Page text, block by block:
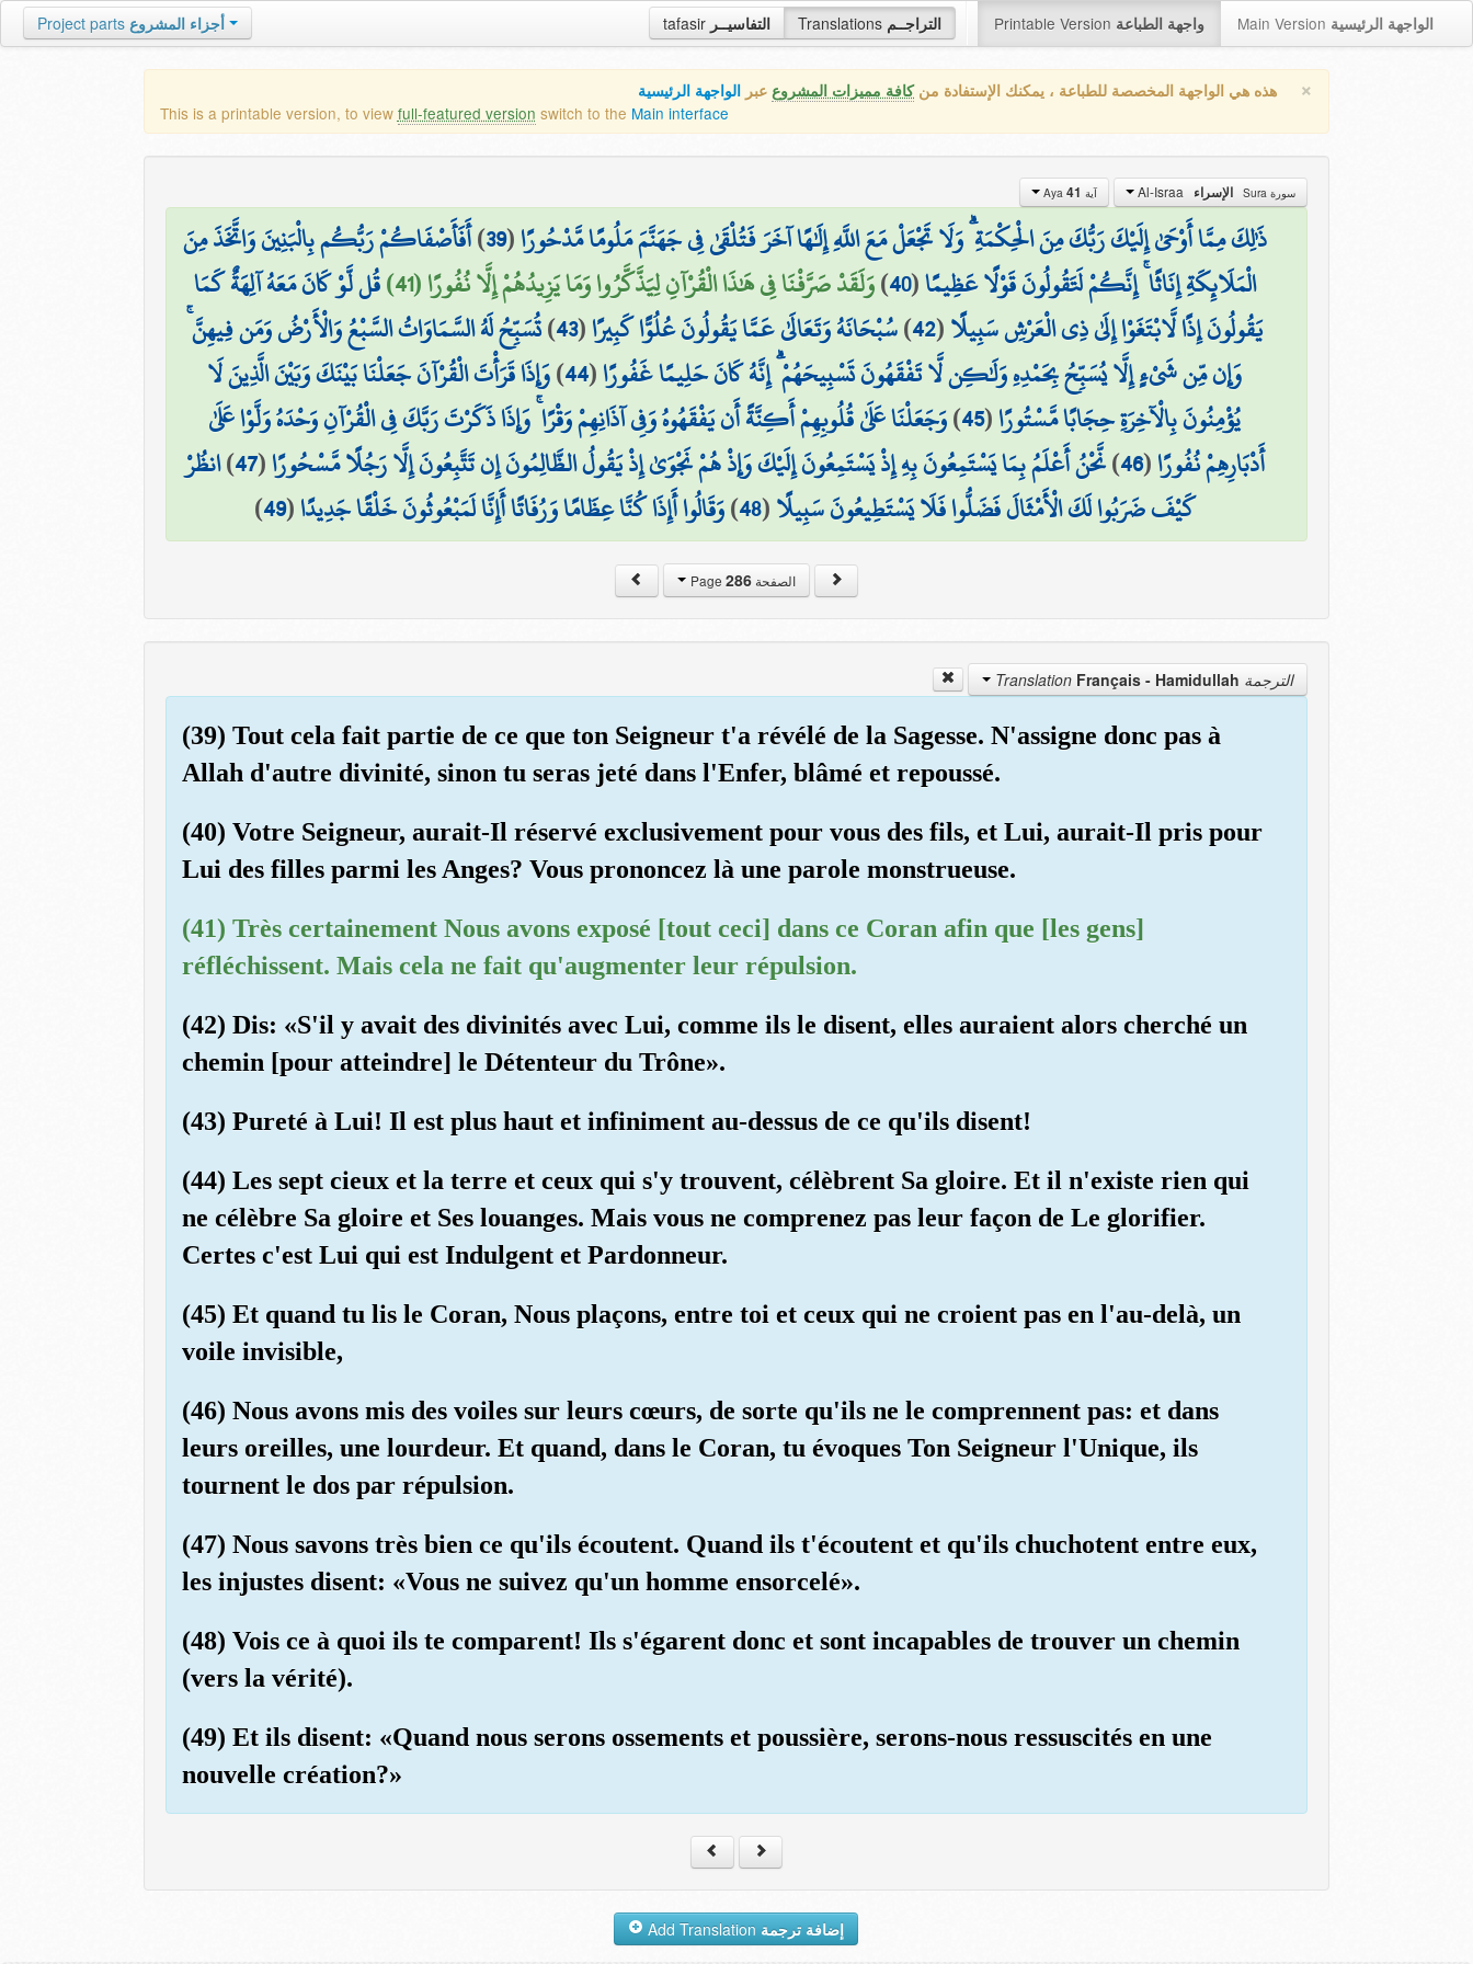
tafasir التفاسيــر Translations التراجــم Printable Version واجهة الطباعة Main Version الواجهة الرئيسية Project parts أجزاء المشروع
× هذه هي الواجهة المخصصة للطباعة ، يمكنك الإستفادة منكافة مميزات المشروع عبر الواجهة الرئيسية
This is a printable version, to view full-featured version switch to the Main interface
سورة Sura الإسراء آية Aya 41
ذَٰلِكَ مِمَّا أَوْحَىٰ إِلَيْكَ رَبُّكَ مِنَ الْحِكْمَةِ ۗ وَلَا تَجْعَلْ مَعَ اللَّهِ إِلَٰهًا آخَرَ فَتُلْقَىٰ فِي جَهَنَّمَ مَلُومًا مَّدْحُورًا(
39
)أَفَأَصْفَاكُمْ رَبُّكُم بِالْبَنِينَ وَاتَّخَذَ مِنَ
الْمَلَائِكَةِ إِنَاثًا ۚ إِنَّكُمْ لَتَقُولُونَ قَوْلًا عَظِيمًا(
40
)وَلَقَدْ صَرَّفْنَا فِي هَٰذَا الْقُرْآنِ لِيَذَّكَّرُوا وَمَا يَزِيدُهُمْ إِلَّا نُفُورًا (41)
قُل لَّوْ كَانَ مَعَهُ آلِهَةٌ كَمَا
يَقُولُونَ إِذًا لَّابْتَغَوْا إِلَىٰ ذِي الْعَرْشِ سَبِيلًا(
42
)سُبْحَانَهُ وَتَعَالَىٰ عَمَّا يَقُولُونَ عُلُوًّا كَبِيرًا(
43
)تُسَبِّحُ لَهُ السَّمَاوَاتُ السَّبْعُ وَالْأَرْضُ وَمَن فِيهِنَّ ۚ
وَإِن مِّن شَيْءٍ إِلَّا يُسَبِّحُ بِحَمْدِهِ وَلَٰكِن لَّا تَفْقَهُونَ تَسْبِيحَهُمْ ۗ إِنَّهُ كَانَ حَلِيمًا غَفُورًا(
44
)وَإِذَا قَرَأْتَ الْقُرْآنَ جَعَلْنَا بَيْنَكَ وَبَيْنَ الَّذِينَ لَا
يُؤْمِنُونَ بِالْآخِرَةِ حِجَابًا مَّسْتُورًا(
45
)وَجَعَلْنَا عَلَىٰ قُلُوبِهِمْ أَكِنَّةً أَن يَفْقَهُوهُ وَفِي آذَانِهِمْ وَقْرًا ۚ وَإِذَا ذَكَرْتَ رَبَّكَ فِي الْقُرْآنِ وَحْدَهُ وَلَّوْا عَلَىٰ
أَدْبَارِهِمْ نُفُورًا(
46
)نَّحْنُ أَعْلَمُ بِمَا يَسْتَمِعُونَ بِهِ إِذْ يَسْتَمِعُونَ إِلَيْكَ وَإِذْ هُمْ نَجْوَىٰ إِذْ يَقُولُ الظَّالِمُونَ إِن تَتَّبِعُونَ إِلَّا رَجُلًا مَّسْحُورًا(
47
)انظُرْ
كَيْفَ ضَرَبُوا لَكَ الْأَمْثَالَ فَضَلُّوا فَلَا يَسْتَطِيعُونَ سَبِيلًا(
48
)وَقَالُوا أَإِذَا كُنَّا عِظَامًا وَرُفَاتًا أَإِنَّا لَمَبْعُوثُونَ خَلْقًا جَدِيدًا(
49
)
الصفحة Page286
الترجمة Translation Français - Hamidullah
(39) Tout cela fait partie de ce que ton Seigneur t'a révélé de la Sagesse. N'assigne donc pas à
Allah d'autre divinité, sinon tu seras jeté dans l'Enfer, blâmé et repoussé.
(40) Votre Seigneur, aurait-Il réservé exclusivement pour vous des fils, et Lui, aurait-Il pris pour
Lui des filles parmi les Anges? Vous prononcez là une parole monstrueuse.
(41) Très certainement Nous avons exposé [tout ceci] dans ce Coran afin que [les gens]
réfléchissent. Mais cela ne fait qu'augmenter leur répulsion.
(42) Dis: «S'il y avait des divinités avec Lui, comme ils le disent, elles auraient alors cherché un
chemin [pour atteindre] le Détenteur du Trône».
(43) Pureté à Lui! Il est plus haut et infiniment au-dessus de ce qu'ils disent!
(44) Les sept cieux et la terre et ceux qui s'y trouvent, célèbrent Sa gloire. Et il n'existe rien qui
ne célèbre Sa gloire et Ses louanges. Mais vous ne comprenez pas leur façon de Le glorifier.
Certes c'est Lui qui est Indulgent et Pardonneur.
(45) Et quand tu lis le Coran, Nous plaçons, entre toi et ceux qui ne croient pas en l'au-delà, un
voile invisible,
(46) Nous avons mis des voiles sur leurs cœurs, de sorte qu'ils ne le comprennent pas: et dans
leurs oreilles, une lourdeur. Et quand, dans le Coran, tu évoques Ton Seigneur l'Unique, ils
tournent le dos par répulsion.
(47) Nous savons très bien ce qu'ils écoutent. Quand ils t'écoutent et qu'ils chuchotent entre eux,
les injustes disent: «Vous ne suivez qu'un homme ensorcelé».
(48) Vois ce à quoi ils te comparent! Ils s'égarent donc et sont incapables de trouver un chemin
(vers la vérité).
(49) Et ils disent: «Quand nous serons ossements et poussière, serons-nous ressuscités en une
nouvelle création?»
إضافة ترجمة